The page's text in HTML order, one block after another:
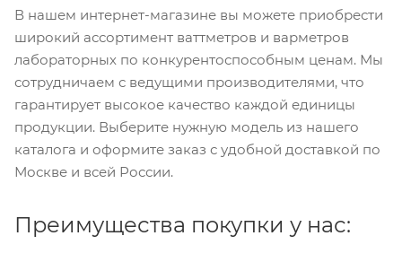
В нашем интернет-магазине вы можете приобрести
широкий ассортимент ваттметров и варметров
лабораторных по конкурентоспособным ценам. Мы
сотрудничаем с ведущими производителями, что
гарантирует высокое качество каждой единицы
продукции. Выберите нужную модель из нашего
каталога и оформите заказ с удобной доставкой по
Москве и всей России.
Преимущества покупки у нас: